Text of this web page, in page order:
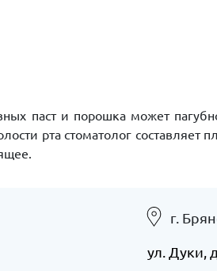
паст и порошка может
рта стоматолог
г.
ул. Дуки,